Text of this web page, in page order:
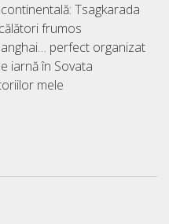
Tsagkarada
frumos
perfect organizat
iarnă în Sovata
mele